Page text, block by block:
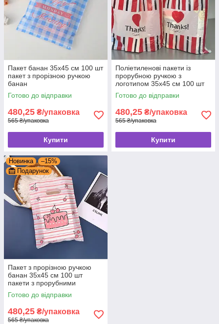
Пакет банан 35x45 см 100 шт
пакет з прорізною ручкою
банан
Готово до відправки
480,25 ₴/упаковка
565 ₴/упаковка
Купити
Поліетиленові пакети із
прорубною ручкою з
логотипом 35x45 см 100 шт
пакет з прорізною ручкою
банан
Готово до відправки
480,25 ₴/упаковка
565 ₴/упаковка
Купити
Новинка
–15%
Подарунок
Пакет з прорізною ручкою
банан 35x45 см 100 шт
пакети з прорубними
ручками
Готово до відправки
480,25 ₴/упаковка
565 ₴/упаковка